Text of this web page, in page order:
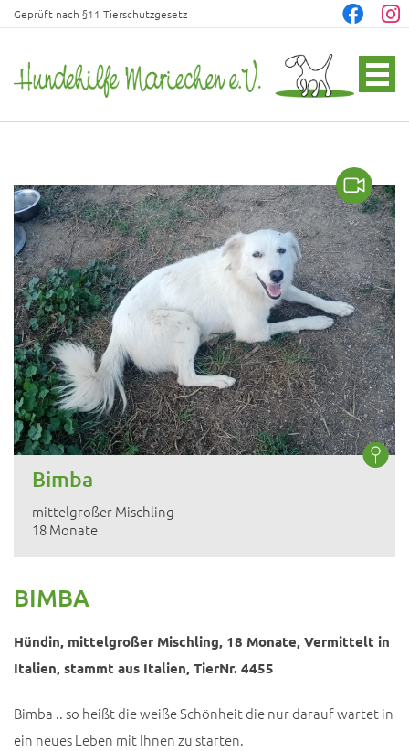
Geprüft nach §11 Tierschutzgesetz
Bimba
mittelgroßer Mischling
18 Monate
BIMBA
Hündin, mittelgroßer Mischling, 18 Monate, Vermittelt in
Italien, stammt aus Italien, TierNr. 4455
Bimba .. so heißt die weiße Schönheit die nur darauf wartet in
ein neues Leben mit Ihnen zu starten.